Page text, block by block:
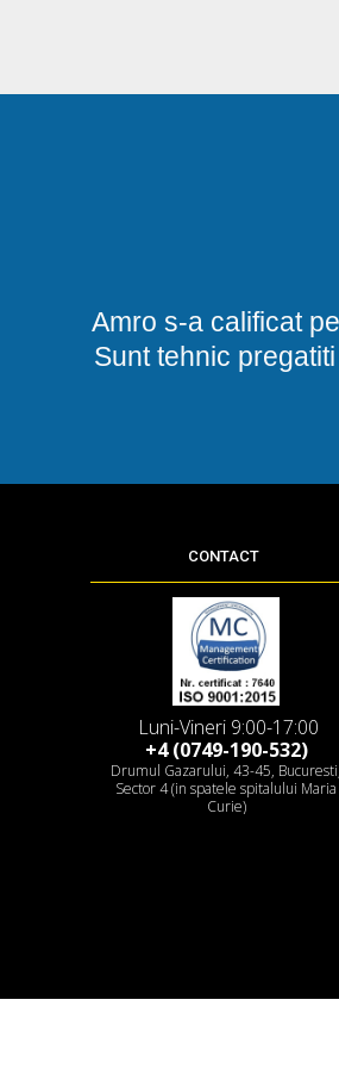
Amro s-a calificat
Sunt tehnic
CONTACT
Luni-Vineri 9:00-17:00
+4 (0749-190-532)
Drumul Gazarului, 43-45, Bucuresti,
Sector 4 (in spatele spitalului Maria
Curie)